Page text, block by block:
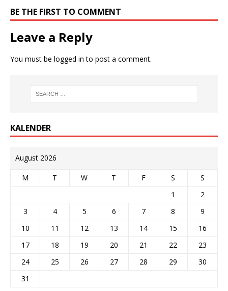
BE THE FIRST TO COMMENT
Leave a Reply
You must be logged in to post a comment.
KALENDER
August 2026
M T W T F S
S
1
2
3
4 5 6 7 8
9
10
11 12 13 14 15
16
17
18 19 20 21 22
23
24
25 26 27 28 29
30
31